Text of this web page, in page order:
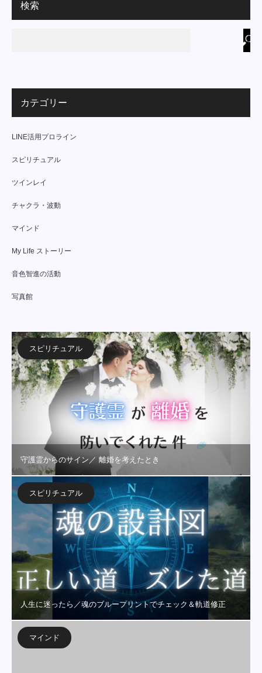
検索
カテゴリー
LINE活用プロライン
スピリチュアル
ツインレイ
チャクラ・波動
マインド
My Life ストーリー
音色智進の活動
写真館
スピリチュアル
守護霊からのサイン／ 離婚を考えたとき
スピリチュアル
人生に迷ったら／魂のブループリントでチェック＆軌道修正
マインド